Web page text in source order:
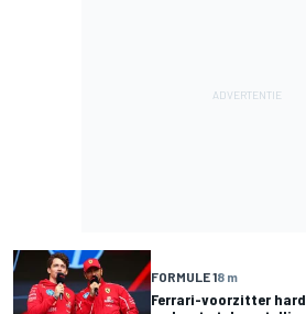
FORMULE 18 m
Ferrari-voorzitter